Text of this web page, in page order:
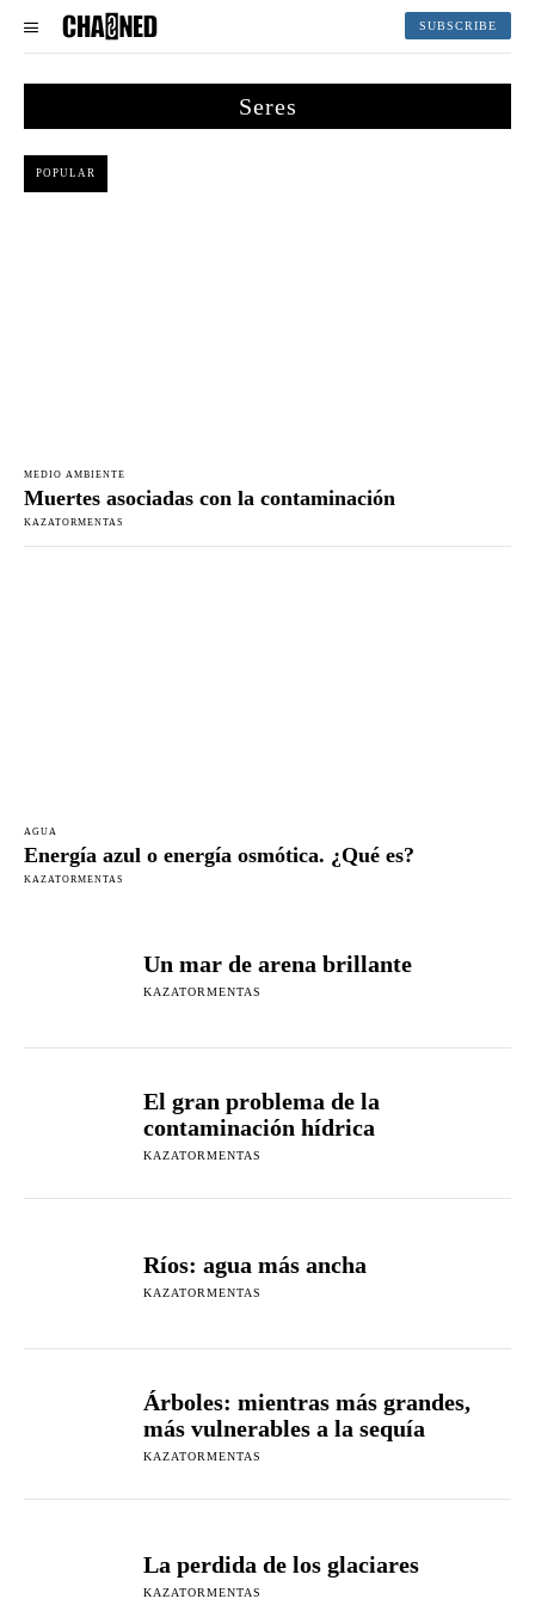
SUBSCRIBE
Seres
POPULAR
MEDIO AMBIENTE
Muertes asociadas con la contaminación
KAZATORMENTAS
AGUA
Energía azul o energía osmótica. ¿Qué es?
KAZATORMENTAS
Un mar de arena brillante
KAZATORMENTAS
El gran problema de la
contaminación hídrica
KAZATORMENTAS
Ríos: agua más ancha
KAZATORMENTAS
Árboles: mientras más grandes,
más vulnerables a la sequía
KAZATORMENTAS
La perdida de los glaciares
KAZATORMENTAS